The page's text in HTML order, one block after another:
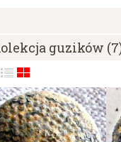
guzików